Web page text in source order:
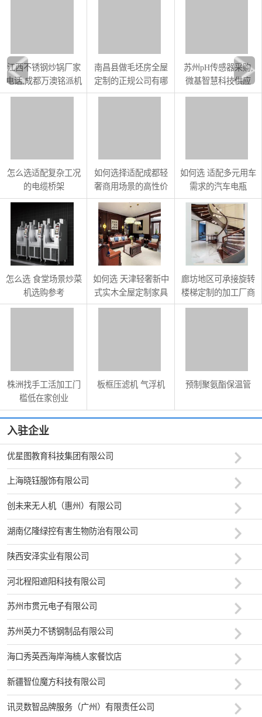
江西不锈钢炒锅厂家
电话,成都万澳铭派机
电设备供应
南昌县做毛坯房全屋
定制的正规公司有哪
些
苏州pH传感器采购,
微基智慧科技供应
怎么选适配复杂工况
的电缆桥架
如何选择适配成都轻
奢商用场景的高性价
比餐饮家具
如何选 适配多元用车
需求的汽车电瓶
怎么选 食堂场景炒菜
机选购参考
如何选 天津轻奢新中
式实木全屋定制家具
廊坊地区可承接旋转
楼梯定制的加工厂商
具备哪些能力
株洲找手工活加工门
槛低在家创业
板框压滤机 气浮机 预制聚氨酯保温管
入驻企业
优星图教育科技集团有限公司
上海晓钰服饰有限公司
创未来无人机（惠州）有限公司
湖南亿隆绿控有害生物防治有限公司
陕西安泽实业有限公司
河北程阳遮阳科技有限公司
苏州市贯元电子有限公司
苏州英力不锈钢制品有限公司
海口秀英西海岸海楠人家餐饮店
新疆智位魔方科技有限公司
讯灵数智品牌服务（广州）有限责任公司